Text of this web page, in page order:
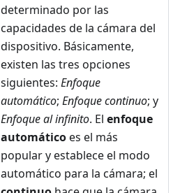
determinado por las
capacidades de la cámara del
dispositivo. Básicamente,
existen las tres opciones
siguientes: Enfoque
automático; Enfoque continuo; y
Enfoque al infinito. El enfoque
automáticoes el más
popular y establece el modo
automático para la cámara; el